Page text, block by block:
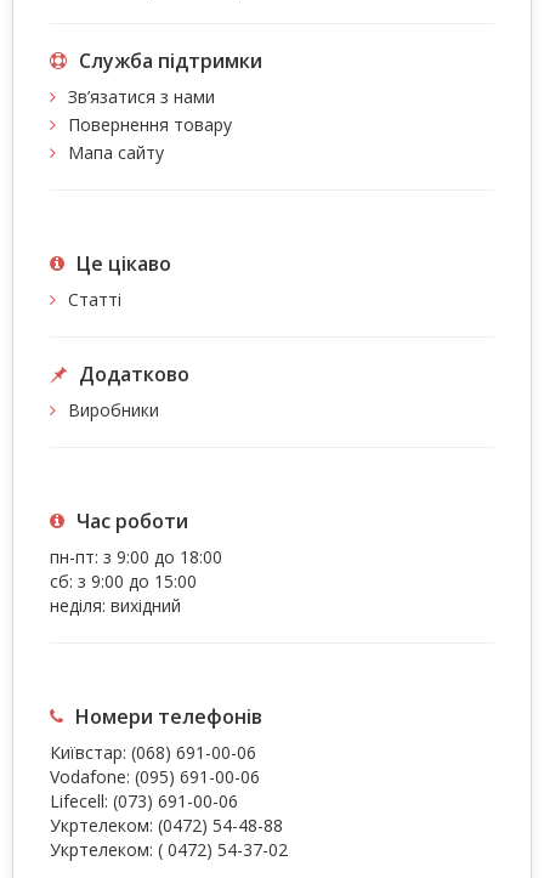
Служба підтримки
Зв’язатися з нами
Повернення товару
Мапа сайту
Це цiкаво
Статті
Додатково
Виробники
Час роботи
пн-пт: з 9:00 до 18:00
сб: з 9:00 до 15:00
неділя: вихідний
Номери телефонів
Київстар: (068) 691-00-06
Vodafone: (095) 691-00-06
Lifecell: (073) 691-00-06
Укртелеком: (0472) 54-48-88
Укртелеком: ( 0472) 54-37-02